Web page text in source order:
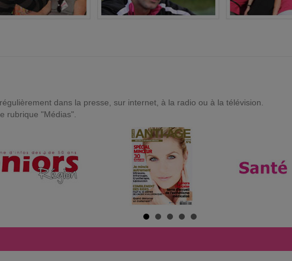
dans la presse, sur internet, à la radio ou à la télévision.
rubrique "Médias".